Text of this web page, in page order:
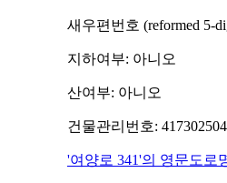
새우편번호 (reformed 5-
지하여부: 아니오
산여부: 아니오
건물관리번호:
'여양로 341'의 영문도로